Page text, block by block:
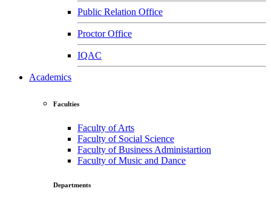
Public Relation Office
Proctor Office
IQAC
Academics
Faculties
Faculty of Arts
Faculty of Social Science
Faculty of Business Administartion
Faculty of Music and Dance
Departments